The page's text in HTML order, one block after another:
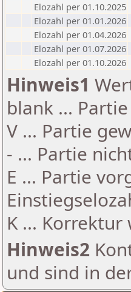
Elozahl per 01.10.2025
Elozahl per 01.01.2026
Elozahl per 01.04.2026
Elozahl per 01.07.2026
Elozahl per 01.10.2026
Hinweis1
blank ...
V ... Partie
- ... Partie
E ... Partie
K ...
Hinweis2
und sind in